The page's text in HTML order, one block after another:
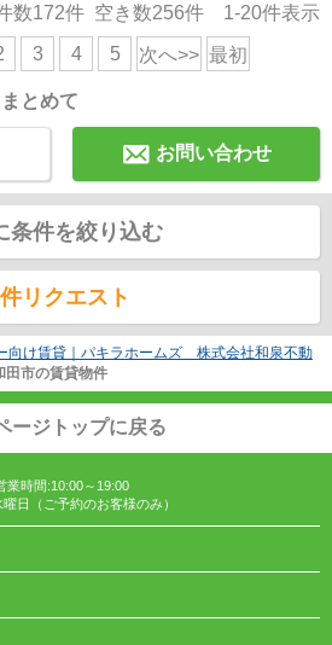
数172件 空き数256件 1-20件表示
3 4 5 次へ>> 最初
とめて
お問い合わせ
条件を絞り込む
リクエスト
向け賃貸｜パキラホームズ 株式会社和泉不動
田市の賃貸物件
ージトップに戻る
業時間:10:00～19:00
日（ご予約のお客様のみ）